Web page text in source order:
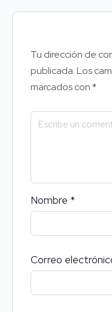
Tu dirección de
publicada.Los
marcados con*
Nombre *
Correo